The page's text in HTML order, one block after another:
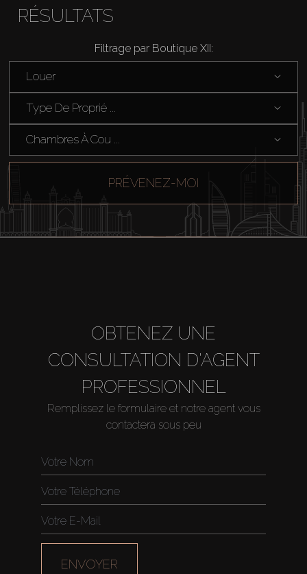
Acheter
Louer
Vendre
RÉSULTATS
Filtrage par Boutique XII:
Louer
Type De Proprié ...
Chambres À Cou ...
PRÉVENEZ-MOI
OBTENEZ UNE
CONSULTATION D'AGENT
PROFESSIONNEL
Remplissez le formulaire et notre agent vous
contactera sous peu
ENVOYER